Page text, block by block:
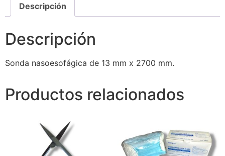
Descripción
Descripción
Sonda nasoesofágica de 13 mm x 2700 mm.
Productos relacionados